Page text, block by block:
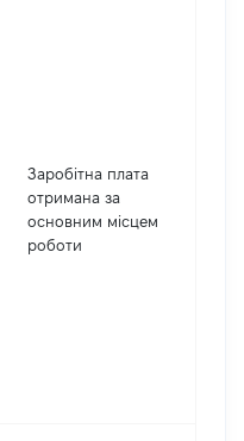
Заробітна плата
отримана за
основним місцем
роботи